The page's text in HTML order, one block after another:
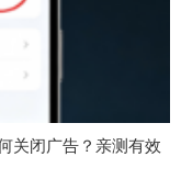
关闭广告？亲测有效